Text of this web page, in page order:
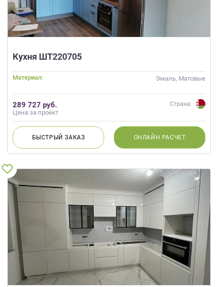
Кухня ШТ220705
Материал: Эмаль, Матовые
289 727 руб.
Цена за проект
Страна:
БЫСТРЫЙЗАКАЗ ОНЛАЙН РАСЧЕТ